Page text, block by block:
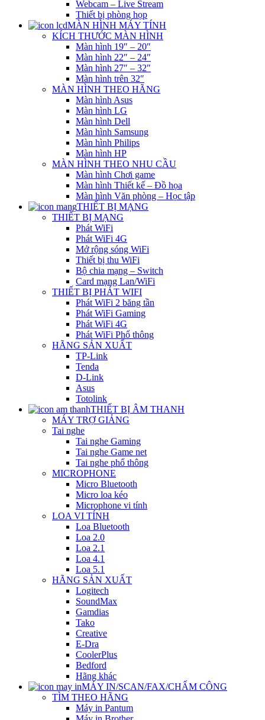
Webcam – Live Stream
Thiết bị phòng họp
MÀN HÌNH MÁY TÍNH
KÍCH THƯỚC MÀN HÌNH
Màn hình 19″ – 20″
Màn hình 22″ – 24″
Màn hình 27″ – 32″
Màn hình trên 32″
MÀN HÌNH THEO HÃNG
Màn hình Asus
Màn hình LG
Màn hình Dell
Màn hình Samsung
Màn hình Philips
Màn hình HP
MÀN HÌNH THEO NHU CẦU
Màn hình Chơi game
Màn hình Thiết kế – Đồ họa
Màn hình Văn phòng – Học tập
THIẾT BỊ MẠNG
THIẾT BỊ MẠNG
Phát WiFi
Phát WiFi 4G
Mở rộng sóng WiFi
Thiết bị thu WiFi
Bộ chia mạng – Switch
Card mạng Lan/WiFi
THIẾT BỊ PHÁT WIFI
Phát WiFi 2 băng tần
Phát WiFi Gaming
Phát WiFi 4G
Phát WiFi Phổ thông
HÃNG SẢN XUẤT
TP-Link
Tenda
D-Link
Asus
Totolink
THIẾT BỊ ÂM THANH
MÁY TRỢ GIẢNG
Tai nghe
Tai nghe Gaming
Tai nghe Game net
Tai nghe phổ thông
MICROPHONE
Micro Bluetooth
Micro loa kéo
Microphone vi tính
LOA VI TÍNH
Loa Bluetooth
Loa 2.0
Loa 2.1
Loa 4.1
Loa 5.1
HÃNG SẢN XUẤT
Logitech
SoundMax
Gamdias
Tako
Creative
E-Dra
CoolerPlus
Bedford
Hãng khác
MÁY IN/SCAN/FAX/CHẤM CÔNG
TÌM THEO HÃNG
Máy in Pantum